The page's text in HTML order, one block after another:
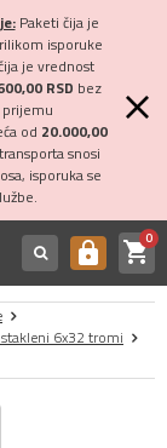
Paketi čija je
isporuke
je vrednost
RSD bez
prijemu
od 20.000,00
snosi
isporuka se
https shopping_cart0
6x32 tromi